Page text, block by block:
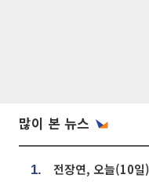
많이 본 뉴스
1.